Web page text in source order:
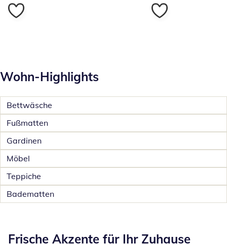
Wohn-Highlights
Bettwäsche
Fußmatten
Gardinen
Möbel
Teppiche
Badematten
Frische Akzente für Ihr Zuhause